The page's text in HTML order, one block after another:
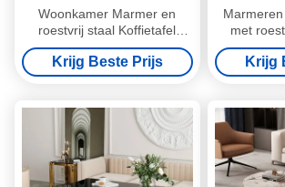
Woonkamer Marmer en
roestvrij staal Koffietafel
Hoogte 0,45m
Krijg Beste Prijs
met
Krijg